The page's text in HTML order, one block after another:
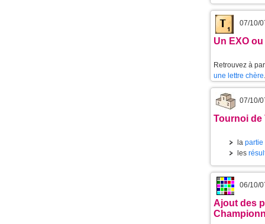
07/10/
Un EXO
Retrouvez à
une lettre chère.
07/10/
Tournoi de
la partie
les
06/10/
Ajout des